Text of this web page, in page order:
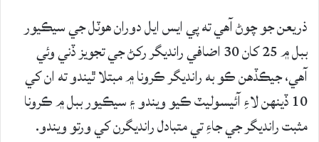
ذريعن جو چوڻ آهي ته پي ايس ايل دوران هوٽل جي سيڪيور
ببل ۾ 25 کان 30 اضافي رانديگر رکڻ جي تجويز ڏني وئي
آهي، جيڪڏهن ڪو به رانديگر ڪرونا ۾ مبتلا ٿيندو ته ان کي
10 ڏينهن لاءِ آئيسوليٽ ڪيو ويندو ۽ سيڪيور ببل ۾ ڪرونا
مثبت رانديگر جي جاءِ تي متبادل رانديگرن کي ورتو ويندو.